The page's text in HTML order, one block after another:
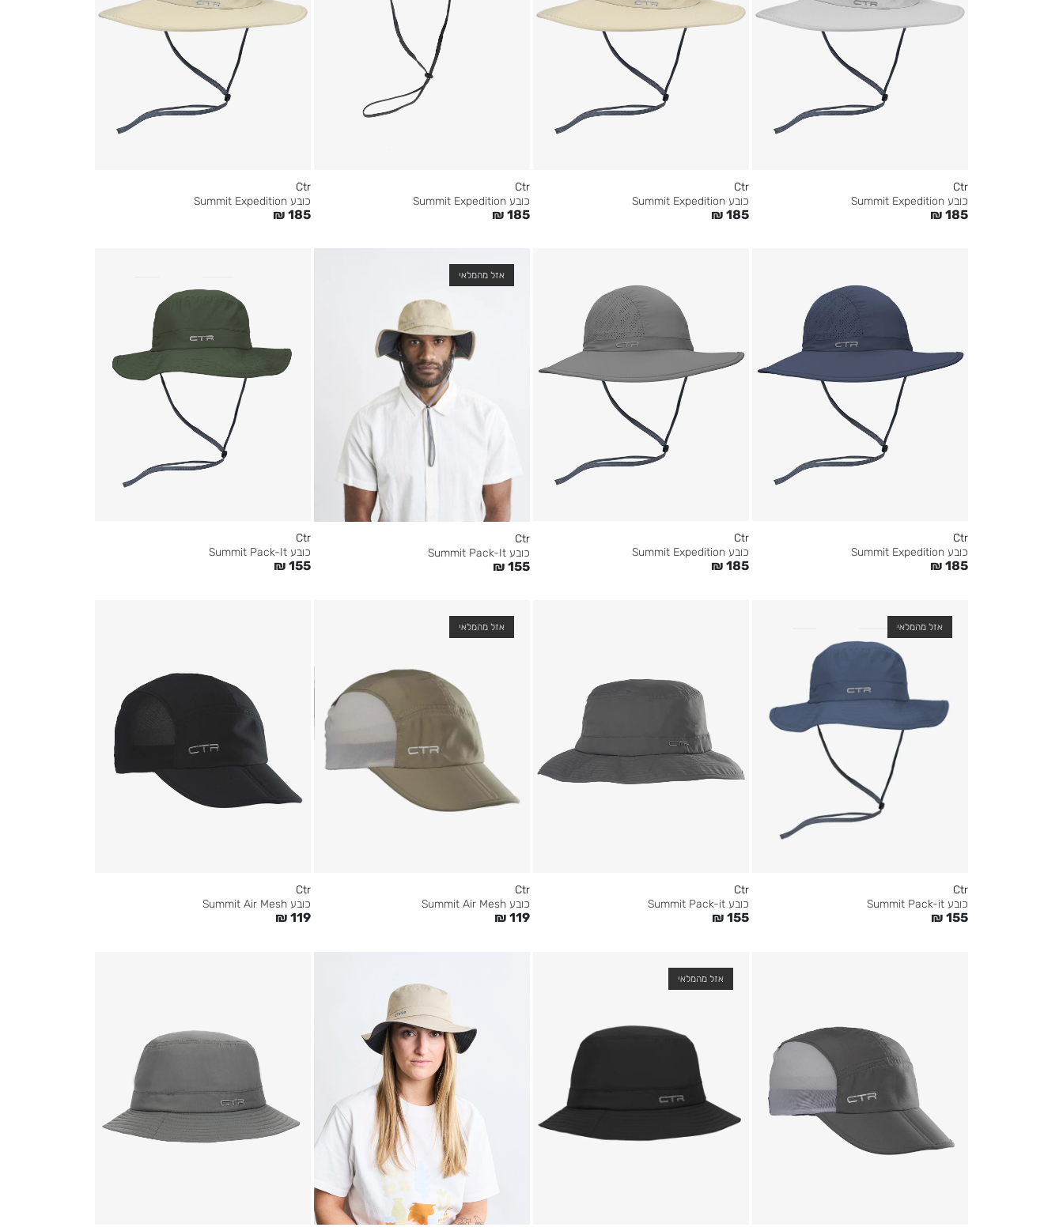
Ctr
כובע Summit Expedition
₪ 185
Ctr
כובע Summit Expedition
₪ 185
Ctr
כובע Summit Expedition
₪ 185
Ctr
כובע Summit Expedition
₪ 185
Ctr
כובע Summit Expedition
₪ 185
Ctr
כובע Summit Expedition
₪ 185
אזל מהמלאי
Ctr
כובע Summit Pack-It
₪ 155
Ctr
כובע Summit Pack-It
₪ 155
אזל מהמלאי
Ctr
כובע Summit Pack-it
₪ 155
Ctr
כובע Summit Pack-it
₪ 155
אזל מהמלאי
Ctr
כובע Summit Air Mesh
₪ 119
Ctr
כובע Summit Air Mesh
₪ 119
אזל מהמלאי